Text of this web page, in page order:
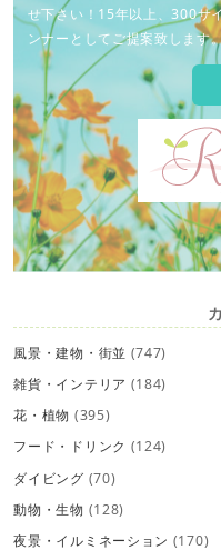
せ下さい！15年以上、300サ
ンナーとしてご提案致します
風景・建物・街並 (747)
雑貨・インテリア (184)
花・植物 (395)
フード・ドリンク (124)
ダイビング (70)
動物・生物 (128)
夜景・イルミネーション (170)